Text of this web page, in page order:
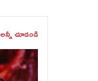
అన్నీ చూడండి